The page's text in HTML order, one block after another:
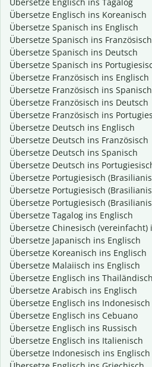
Übersetze Englisch ins Koreanisch
Übersetze Spanisch ins Englisch
Übersetze Spanisch ins Französisch
Übersetze Spanisch ins Deutsch
Übersetze Spanisch ins
Übersetze Französisch ins Englisch
Übersetze Französisch ins Spanisch
Übersetze Französisch ins Deutsch
Übersetze Französisch ins
Übersetze Deutsch ins Englisch
Übersetze Deutsch ins Französisch
Übersetze Deutsch ins Spanisch
Übersetze Deutsch ins
Übersetze Portugiesisch
Übersetze Portugiesisch
Übersetze Portugiesisch
Übersetze Tagalog ins Englisch
Übersetze Chinesisch (vereinfacht)
Übersetze Japanisch ins Englisch
Übersetze Koreanisch ins Englisch
Übersetze Malaiisch ins Englisch
Übersetze Englisch ins Thailändisch
Übersetze Arabisch ins Englisch
Übersetze Englisch ins Indonesisch
Übersetze Englisch ins Cebuano
Übersetze Englisch ins Russisch
Übersetze Englisch ins Italienisch
Übersetze Indonesisch ins Englisch